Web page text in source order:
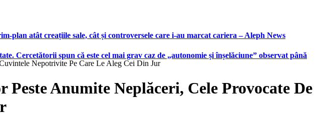
atât creațiile sale, cât și controversele care i-au marcat cariera – Aleph News
Cercetătorii spun că este cel mai grav caz de „autonomie și înșelăciune” observat până
Nepotrivite Pe Care Le Aleg Cei Din Jur
Peste Anumite Neplăceri, Cele Provocate De